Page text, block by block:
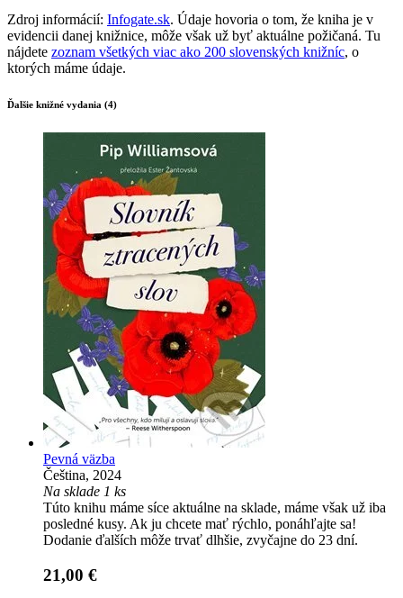
Zdroj informácií: Infogate.sk. Údaje hovoria o tom, že kniha je v
evidencii danej knižnice, môže však už byť aktuálne požičaná. Tu
nájdete zoznam všetkých viac ako 200 slovenských knižníc, o
ktorých máme údaje.
Ďalšie knižné vydania (4)
Pevná väzba
Čeština, 2024
Na sklade 1 ks
Túto knihu máme síce aktuálne na sklade, máme však už iba
posledné kusy. Ak ju chcete mať rýchlo, ponáhľajte sa!
Dodanie ďalších môže trvať dlhšie, zvyčajne do 23 dní.
21,00 €